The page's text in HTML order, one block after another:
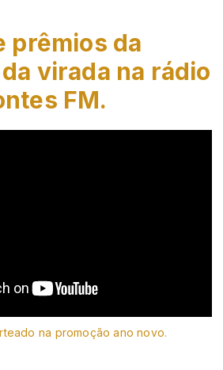
prêmios da
virada na rádio
FM.
na promoção ano novo.